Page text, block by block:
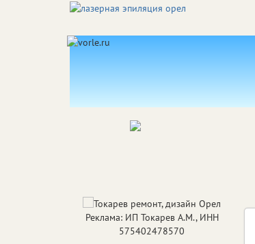
Реклама: ИП Токарев А.М., ИНН
575402478570